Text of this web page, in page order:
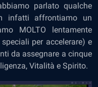
parlato qualche
infatti affrontiamo un
MOLTO lentamente
per accelerare) e
da assegnare a cinque
Vitalità e Spirito.